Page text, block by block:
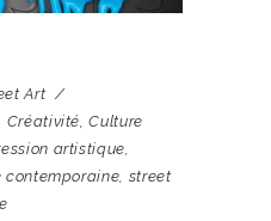
Art
Créativité ,Culture
artistique
street